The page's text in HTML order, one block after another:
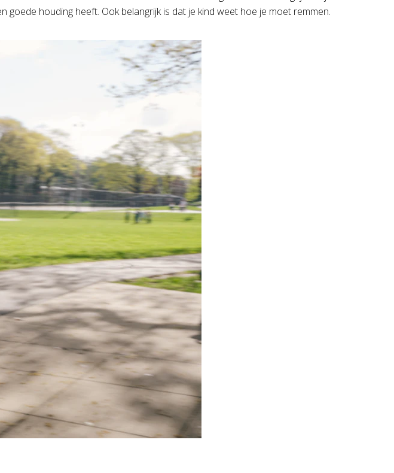
houding heeft. Ook belangrijk is dat je kind weet hoe je moet remmen.